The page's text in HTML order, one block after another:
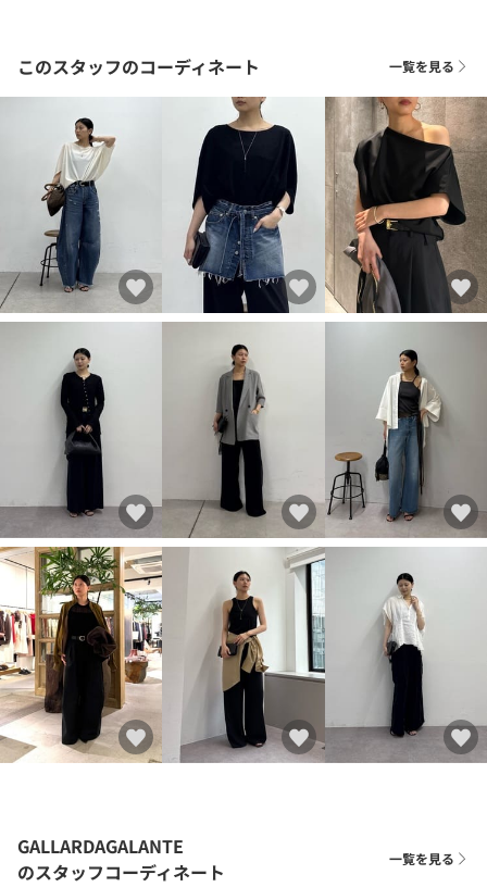
このスタッフのコーディネート 一覧を見る
GALLARDAGALANTE
のスタッフコーディネート
一覧を見る